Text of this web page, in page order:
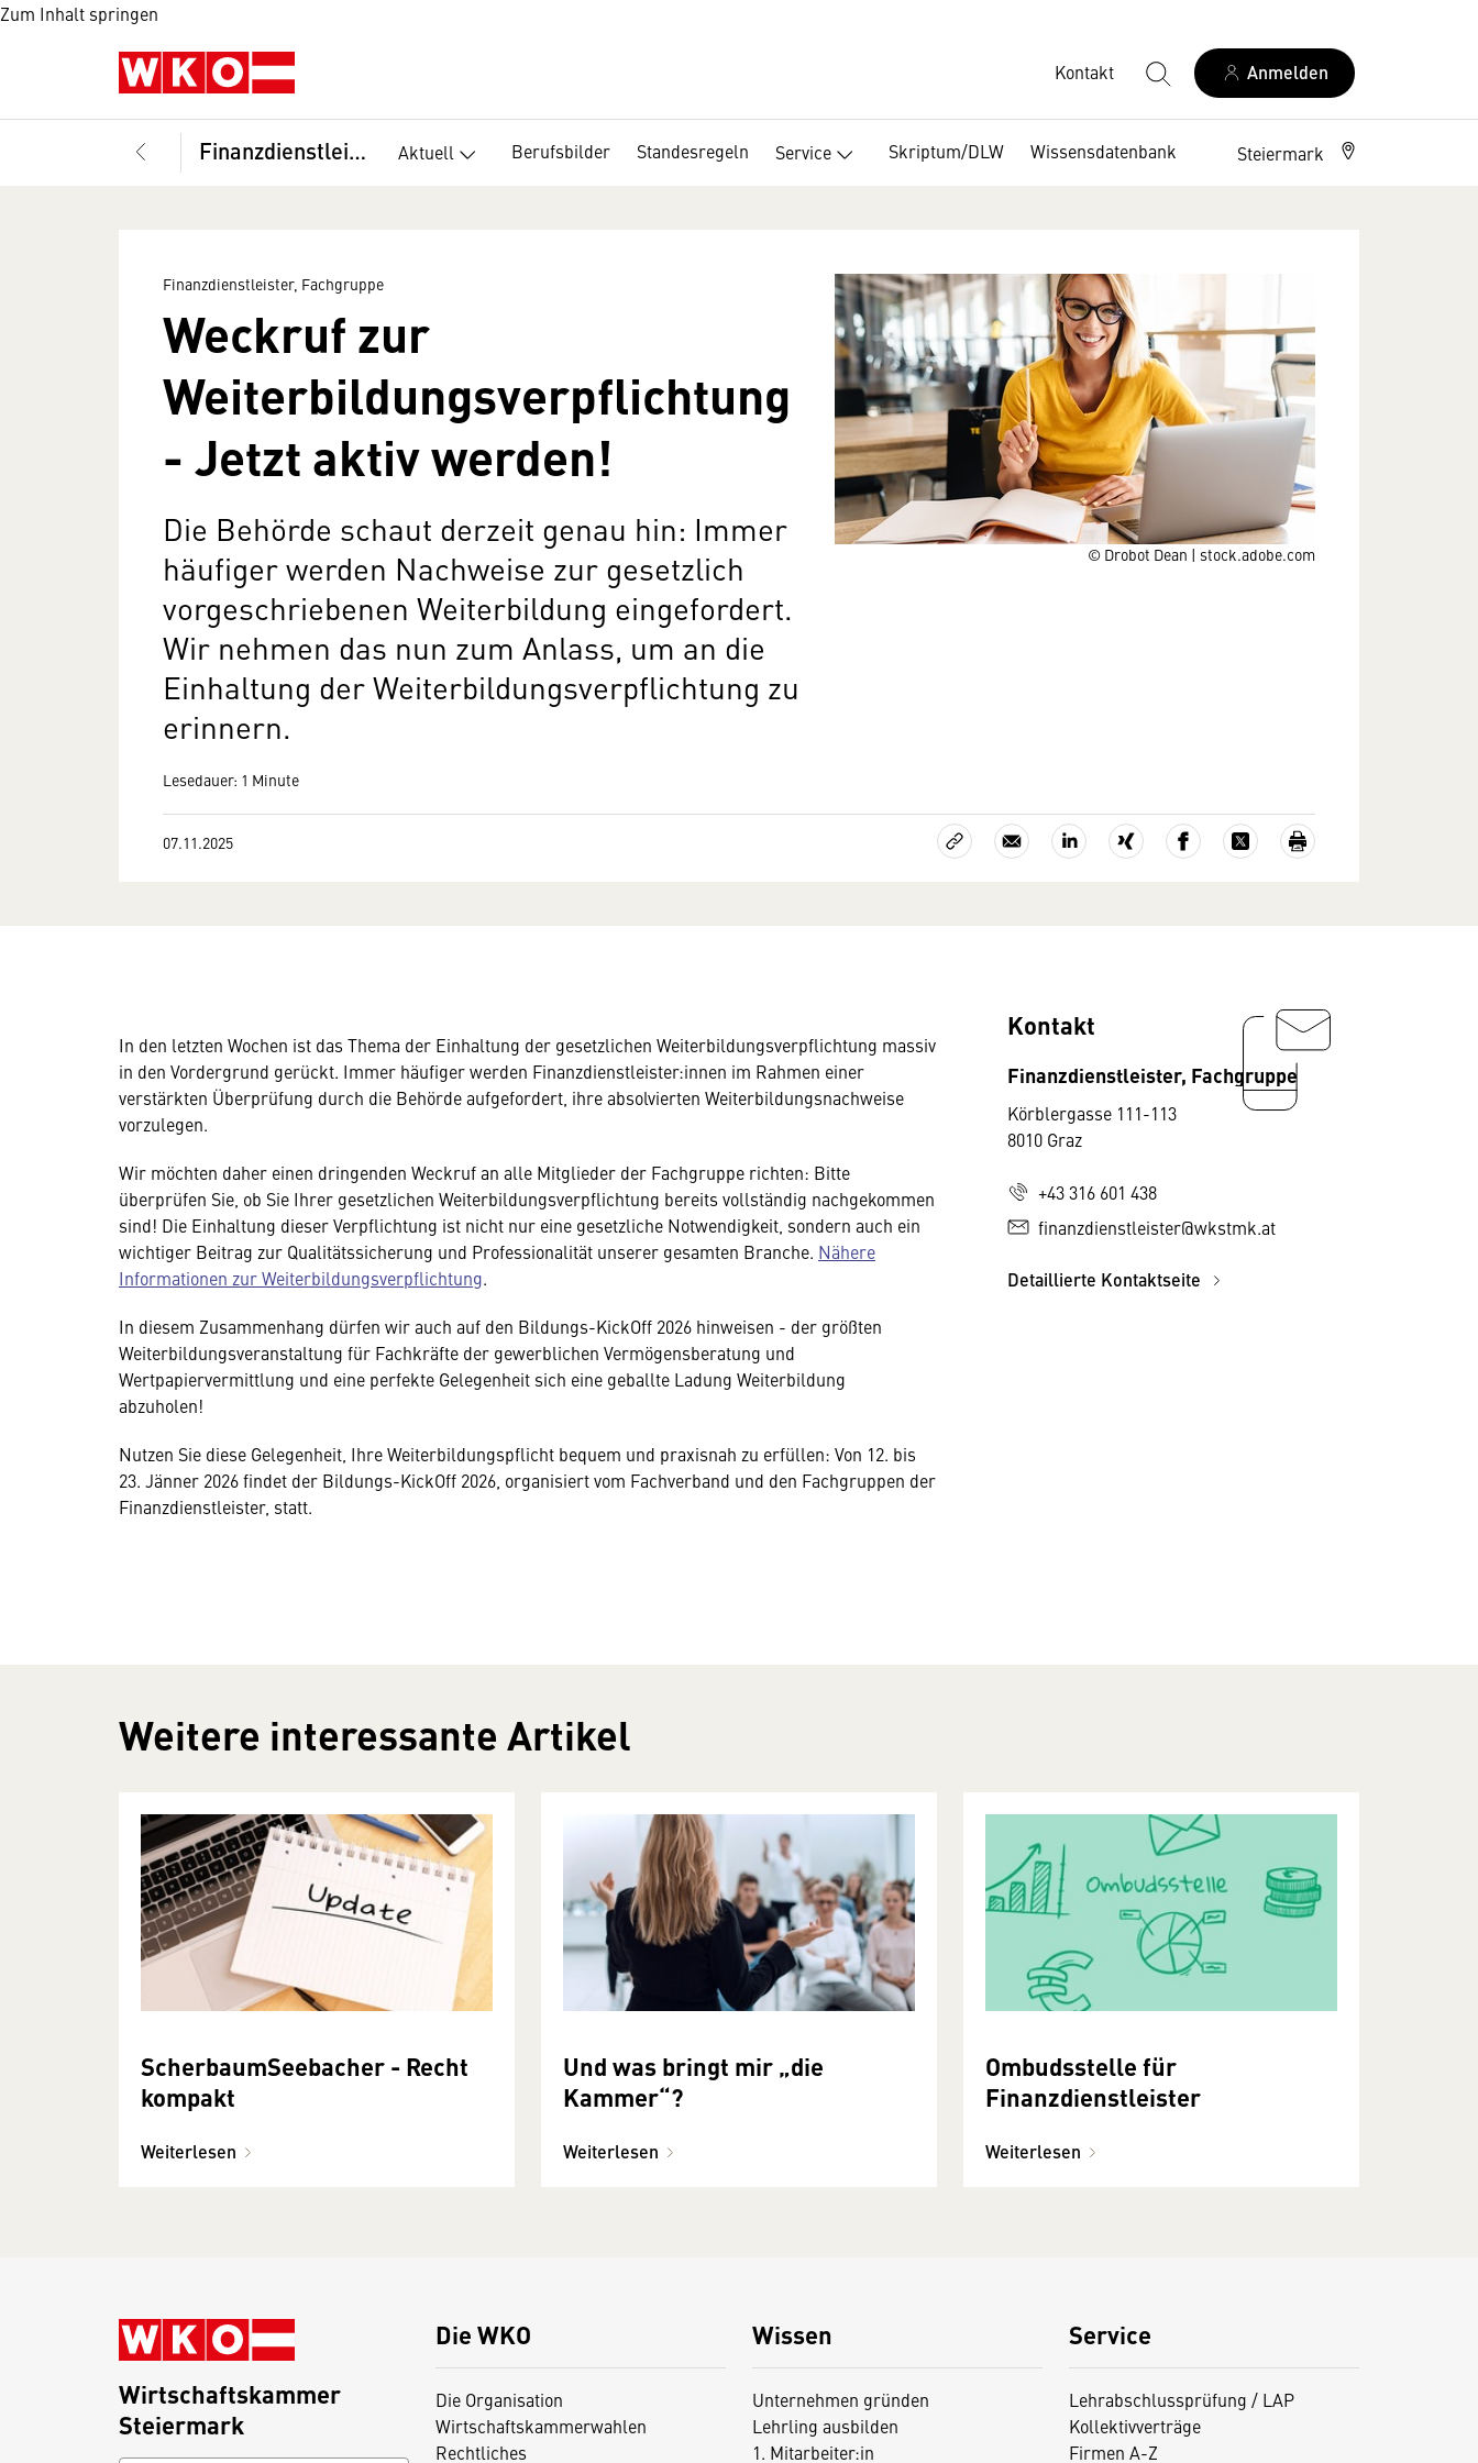
Zum Inhalt springen
Kontakt Anmelden
Finanzdienstleister, Fachgruppe Aktuell Berufsbilder Standesregeln Service Skriptum/DLW Wissensdatenbank Steiermark
© Drobot Dean | stock.adobe.com
Finanzdienstleister, Fachgruppe
Weckruf zur
Weiterbildungsverpflichtung
- Jetzt aktiv werden!
Die Behörde schaut derzeit genau hin: Immer
häufiger werden Nachweise zur gesetzlich
vorgeschriebenen Weiterbildung eingefordert.
Wir nehmen das nun zum Anlass, um an die
Einhaltung der Weiterbildungsverpflichtung zu
erinnern.
Lesedauer: 1 Minute
07.11.2025
In den letzten Wochen ist das Thema der Einhaltung der gesetzlichen Weiterbildungsverpflichtung massiv
in den Vordergrund gerückt. Immer häufiger werden Finanzdienstleister:innen im Rahmen einer
verstärkten Überprüfung durch die Behörde aufgefordert, ihre absolvierten Weiterbildungsnachweise
vorzulegen.
Wir möchten daher einen dringenden Weckruf an alle Mitglieder der Fachgruppe richten: Bitte
überprüfen Sie, ob Sie Ihrer gesetzlichen Weiterbildungsverpflichtung bereits vollständig nachgekommen
sind! Die Einhaltung dieser Verpflichtung ist nicht nur eine gesetzliche Notwendigkeit, sondern auch ein
wichtiger Beitrag zur Qualitätssicherung und Professionalität unserer gesamten Branche. Nähere
Informationen zur Weiterbildungsverpflichtung.
In diesem Zusammenhang dürfen wir auch auf den Bildungs-KickOff 2026 hinweisen - der größten
Weiterbildungsveranstaltung für Fachkräfte der gewerblichen Vermögensberatung und
Wertpapiervermittlung und eine perfekte Gelegenheit sich eine geballte Ladung Weiterbildung
abzuholen!
Nutzen Sie diese Gelegenheit, Ihre Weiterbildungspflicht bequem und praxisnah zu erfüllen: Von 12. bis
23. Jänner 2026 findet der Bildungs-KickOff 2026, organisiert vom Fachverband und den Fachgruppen der
Finanzdienstleister, statt.
Kontakt
Finanzdienstleister, Fachgruppe
Körblergasse 111-113
8010 Graz
+43 316 601 438
finanzdienstleister@wkstmk.at
Detaillierte Kontaktseite
Weitere interessante Artikel
ScherbaumSeebacher - Recht
kompakt
Weiterlesen
Und was bringt mir „die
Kammer“?
Weiterlesen
Ombudsstelle für
Finanzdienstleister
Weiterlesen
Die WKO
Die Organisation
Wirtschaftskammerwahlen
Rechtliches
Wissen
Unternehmen gründen
Lehrling ausbilden
1. Mitarbeiter:in
Service
Lehrabschlussprüfung / LAP
Kollektivverträge
Firmen A-Z
Wirtschaftskammer
Steiermark